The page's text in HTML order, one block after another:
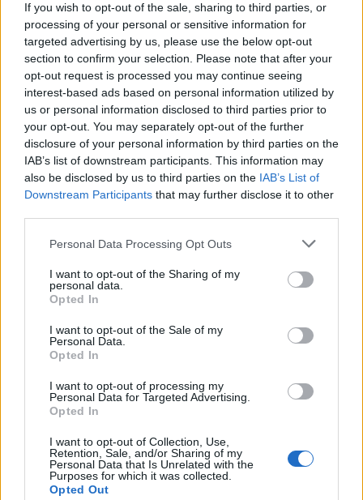
If you wish to opt-out of the sale, sharing to third parties, or
processing of your personal or sensitive information for
targeted advertising by us, please use the below opt-out
section to confirm your selection. Please note that after your
opt-out request is processed you may continue seeing
interest-based ads based on personal information utilized by
us or personal information disclosed to third parties prior to
your opt-out. You may separately opt-out of the further
disclosure of your personal information by third parties on the
IAB’s list of downstream participants. This information may
also be disclosed by us to third parties on the IAB’s List of
Downstream Participants that may further disclose it to other
Please note that this website/app uses one or more Google
not limited to your visit or usage behaviour. You may click to
grant or deny consent to Google and its third-party tags to
use your data for below specified purposes in below Google
consent section.
Personal Data Processing Opt Outs
I want to opt-out of the Sharing of my
personal data.
Opted In
I want to opt-out of the Sale of my
Personal Data.
Opted In
I want to opt-out of processing my
Personal Data for Targeted Advertising.
Opted In
I want to opt-out of Collection, Use,
Retention, Sale, and/or Sharing of my
Personal Data that Is Unrelated with the
Purposes for which it was collected.
Opted Out
érdekelnek a dívák" - jelenti ki Razek. "Nagyon sok
sikeres modell létezik, de olyan csapatra van
szükségünk, amelyiknek a tagjai jóban vannak és
támogatják egymást". Nem jöhet szóba a
cinikusság, a helytelen viselkedés, és a negatív
versengés (a pozitív versengés rendben van:
Jasmine Tookes és Josephine Skriver a közös
Instagram oldalukon, @joja, edzésvideókat osztanak
meg, és a Facebookon élőben is közvetítik ezeket –
nagyon kemény). "Azok a vad, az 1980-as évekre
részeg. Senki nem jár el késő estig bulizni. Senki
sem jön úgy dolgozni, hogy másnapos" - mondja
Razek. "Nem is emlékszem az utolsó alkalomra,
amikor valakit ki kellett oktatnom".
Tudtad?Ezt eszik a VS modellek a show után
avokádós pirítóst majszolnak, és arról
tanácskoznak, hogyan győzzék le a repüléssel
van" - árulta el egyszer Hill). És úgy állnak hozzá az
egészségükhöz, mint az olimpiai atléták, mentálisan
és fizikálisan: "Sosem edzettem olyan keményen,